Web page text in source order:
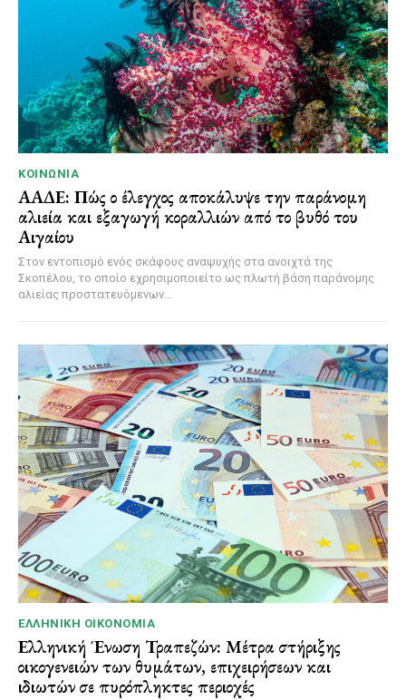
ΚΟΙΝΩΝΊΑ
ΑΑΔΕ: Πώς ο έλεγχος αποκάλυψε την παράνομη
αλιεία και εξαγωγή κοραλλιών από το βυθό του
Αιγαίου
Στον εντοπισμό ενός σκάφους αναψυχής στα ανοιχτά της
Σκοπέλου, το οποίο εχρησιμοποιείτο ως πλωτή βάση παράνομης
αλιείας προστατευόμενων...
ΕΛΛΗΝΙΚΉ ΟΙΚΟΝΟΜΊΑ
Ελληνική Ένωση Τραπεζών: Μέτρα στήριξης
οικογενειών των θυμάτων, επιχειρήσεων και
ιδιωτών σε πυρόπληκτες περιοχές